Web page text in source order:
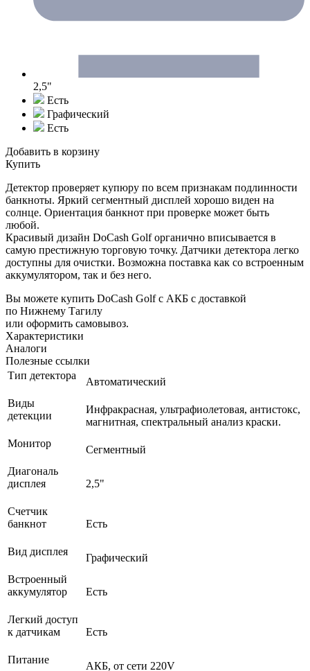
2,5"
Есть
Графический
Есть
Добавить в корзину
Купить
Детектор проверяет купюру по всем признакам подлинности
банкноты. Яркий сегментный дисплей хорошо виден на
солнце. Ориентация банкнот при проверке может быть
любой.
Красивый дизайн DoCash Golf органично вписывается в
самую престижную торговую точку. Датчики детектора легко
доступны для очистки. Возможна поставка как со встроенным
аккумулятором, так и без него.
Вы можете купить DoCash Golf с АКБ с доставкой
по Нижнему Тагилу
или оформить самовывоз.
Характеристики
Аналоги
Полезные ссылки
Тип детектора
Автоматический
Виды
детекции
Инфракрасная, ультрафиолетовая, антистокс,
магнитная, спектральный анализ краски.
Монитор
Сегментный
Диагональ
дисплея
2,5"
Счетчик
банкнот
Есть
Вид дисплея
Графический
Встроенный
аккумулятор
Есть
Легкий доступ
к датчикам
Есть
Питание
АКБ, от сети 220V